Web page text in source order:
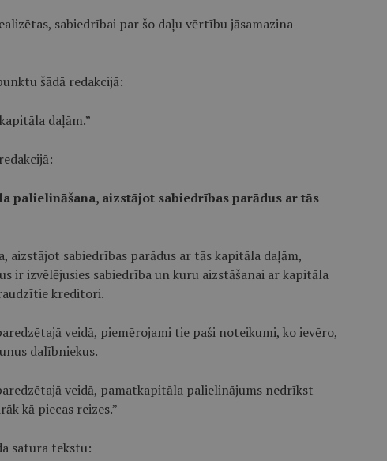
sabiedrībai par šo daļu vērtību jāsamazina
šādā redakcijā:
daļām.”
palielināšana, aizstājot sabiedrības parādus ar tās
aizstājot sabiedrības parādus ar tās kapitāla daļām,
ir izvēlējusies sabiedrība un kuru aizstāšanai ar kapitāla
kreditori.
veidā, piemērojami tie paši noteikumi, ko ievēro,
dalībniekus.
veidā, pamatkapitāla palielinājums nedrīkst
kā piecas reizes.”
satura tekstu: